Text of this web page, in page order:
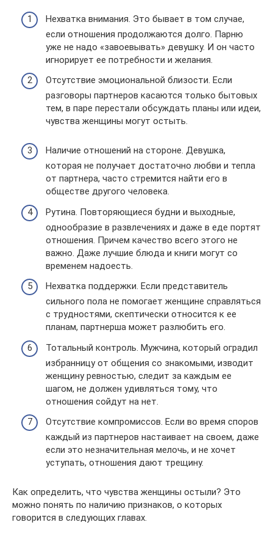
Нехватка внимания. Это бывает в том случае,
если отношения продолжаются долго. Парню
уже не надо «завоевывать» девушку. И он часто
игнорирует ее потребности и желания.
Отсутствие эмоциональной близости. Если
разговоры партнеров касаются только бытовых
тем, в паре перестали обсуждать планы или идеи,
чувства женщины могут остыть.
Наличие отношений на стороне. Девушка,
которая не получает достаточно любви и тепла
от партнера, часто стремится найти его в
обществе другого человека.
Рутина. Повторяющиеся будни и выходные,
однообразие в развлечениях и даже в еде портят
отношения. Причем качество всего этого не
важно. Даже лучшие блюда и книги могут со
временем надоесть.
Нехватка поддержки. Если представитель
сильного пола не помогает женщине справляться
с трудностями, скептически относится к ее
планам, партнерша может разлюбить его.
Тотальный контроль. Мужчина, который оградил
избранницу от общения со знакомыми, изводит
женщину ревностью, следит за каждым ее
шагом, не должен удивляться тому, что
отношения сойдут на нет.
Отсутствие компромиссов. Если во время споров
каждый из партнеров настаивает на своем, даже
если это незначительная мелочь, и не хочет
уступать, отношения дают трещину.
Как определить, что чувства женщины остыли? Это
можно понять по наличию признаков, о которых
говорится в следующих главах.